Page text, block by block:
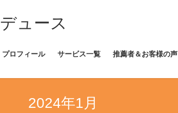
ュース
プロフィール サービス一覧 推薦者＆お客様の声
2024年1月